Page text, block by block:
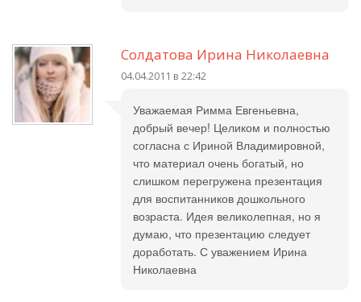
Солдатова Ирина Николаевна
04.04.2011 в 22:42
Уважаемая Римма Евгеньевна,
добрый вечер! Целиком и полностью
согласна с Ириной Владимировной,
что материал очень богатый, но
слишком перегружена презентация
для воспитанников дошкольного
возраста. Идея великолепная, но я
думаю, что презентацию следует
доработать. С уважением Ирина
Николаевна